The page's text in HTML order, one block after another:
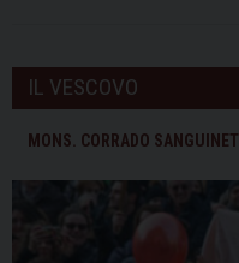
IL VESCOVO
MONS. CORRADO SANGUINETI